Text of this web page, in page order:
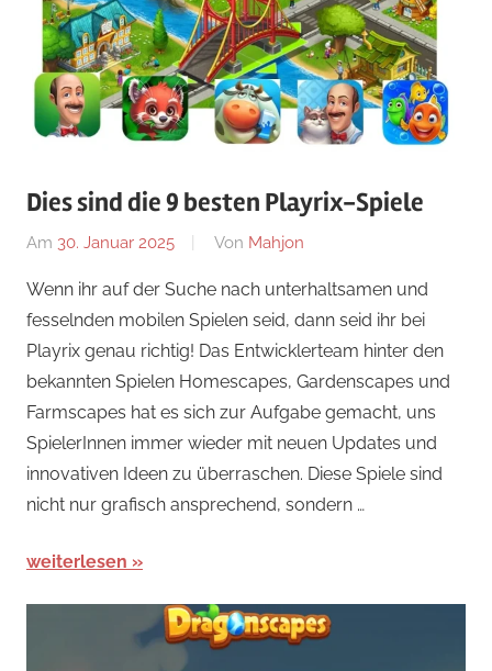
Dies sind die 9 besten Playrix-Spiele
Am 30. Januar 2025 Von Mahjon
Spiele,
Arcade-
Spiele
Arcade-
Spiele
Wenn ihr auf der Suche nach unterhaltsamen und
fesselnden mobilen Spielen seid, dann seid ihr bei
Playrix genau richtig! Das Entwicklerteam hinter den
bekannten Spielen Homescapes, Gardenscapes und
Farmscapes hat es sich zur Aufgabe gemacht, uns
SpielerInnen immer wieder mit neuen Updates und
innovativen Ideen zu überraschen. Diese Spiele sind
nicht nur grafisch ansprechend, sondern …
weiterlesen